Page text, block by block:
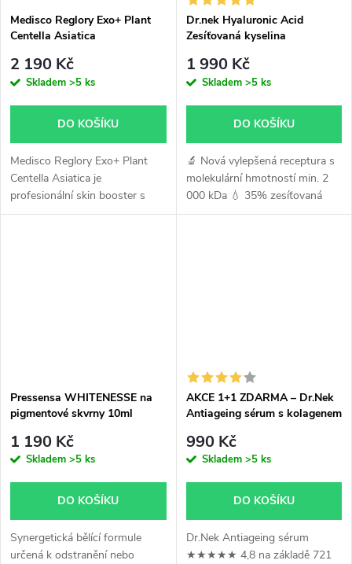
Medisco Reglory Exo+ Plant
Centella Asiatica
2 190 Kč
Skladem >5 ks
DO KOŠÍKU
Medisco Reglory Exo+ Plant
Centella Asiatica je
profesionální skin booster s
rostlinnými exozomy z
Dr.nek Hyaluronic Acid
Zesíťovaná kyselina
1 990 Kč
Skladem >5 ks
DO KOŠÍKU
🔬 Nová vylepšená receptura s
molekulární hmotností min. 2
000 kDa 💧 35% zesíťovaná
kyselina hyaluronová 🎯
Pressensa WHITENESSE na
pigmentové skvrny 10ml
1 190 Kč
Skladem >5 ks
DO KOŠÍKU
Synergetická bělící formule
určená k odstranění nebo
AKCE 1+1 ZDARMA – Dr.Nek
Antiageing sérum s kolagenem
990 Kč
Skladem >5 ks
DO KOŠÍKU
Dr.Nek Antiageing sérum
★★★★★ 4,8 na základě 721